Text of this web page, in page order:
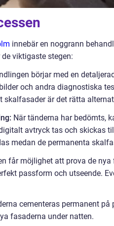
innebär en noggrann
viktigaste stegen:
börjar med en
och andra diagnostiska
är det rätta
När tänderna har bedömts,
avtryck tas och skickas
medan de permanenta
får möjlighet att prova de
passform och utseende.
cementeras permanent
fasaderna under natten.